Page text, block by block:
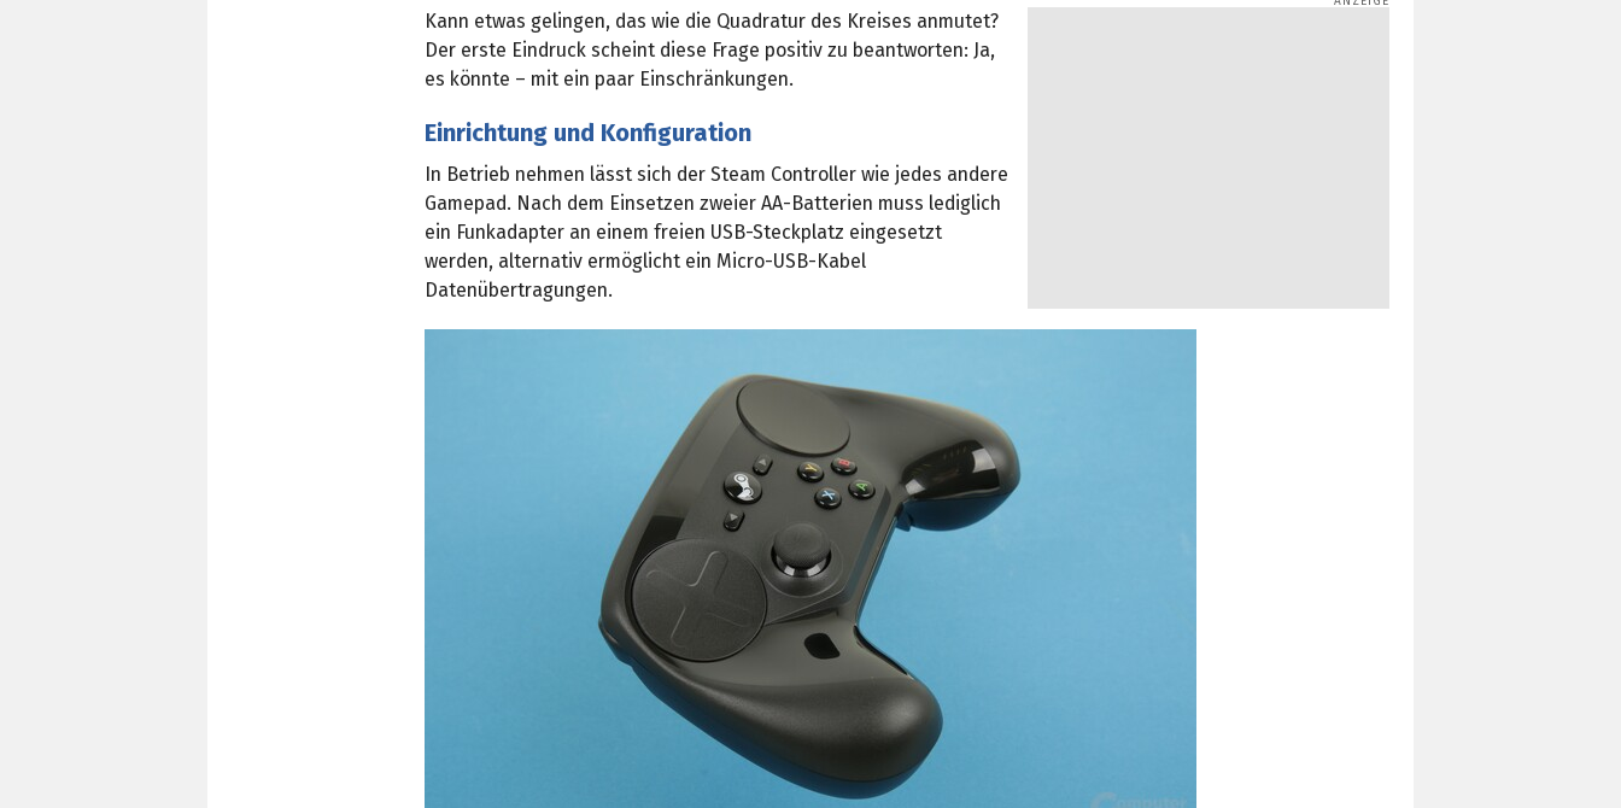
Kann etwas gelingen, das wie die Quadratur des Kreises anmutet?
Der erste Eindruck scheint diese Frage positiv zu beantworten: Ja,
es könnte – mit ein paar Einschränkungen.
Einrichtung und Konfiguration
In Betrieb nehmen lässt sich der Steam Controller wie jedes andere
Gamepad. Nach dem Einsetzen zweier AA-Batterien muss lediglich
ein Funkadapter an einem freien USB-Steckplatz eingesetzt
werden, alternativ ermöglicht ein Micro-USB-Kabel
Datenübertragungen.